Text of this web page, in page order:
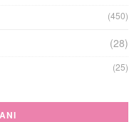
(450)
(28)
(25)